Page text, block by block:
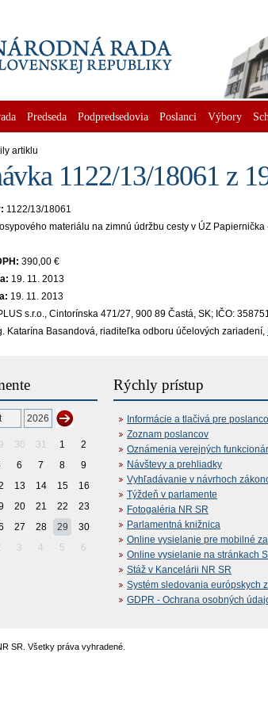
Predseda Podpredsedovia Poslanci Výbory
artiklu
1122/13/18061 z
1122/13/18061
materiálu na zimnú údržbu cesty v ÚZ
390,00 €
19. 11. 2013
19. 11. 2013
s.r.o., Cintorínska 471/27, 900 89 Častá, SK; IČO:
Katarína Basandová, riaditeľka odboru účelových zariadení,
30 31 1
2
6 7 8
9
13 14 15
16
20 21 22
23
27 28 29
30
3 4 5 6
Rýchly prístup
Informácie a tlačivá pre
Zoznam poslancov
Oznámenia verejných
Návštevy a prehliadky
Vyhľadávanie v návrhoch
Týždeň v parlamente
Fotogaléria NR SR
Parlamentná knižnica
Online vysielanie pre mobilné
Online vysielanie na stránkach
Stáž v Kancelárii NR SR
Systém sledovania európskych
GDPR - Ochrana osobných
SR. Všetky práva vyhradené.